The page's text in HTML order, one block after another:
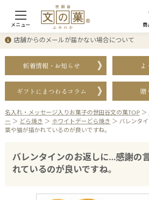
メニュー 商
店舗からのメールが届かない場合について
新着情報・お知らせ よ
ギフトにまつわるコラム 贈
名入れ・メッセージ入りお菓子の世田谷文の菓TOP ＞
ー ＞ どら焼き ＞ ホワイトデーどら焼き ＞ バレンタ
葉や猫が描かれているのが良いですね。
バレンタインのお返しに…感謝の
れているのが良いですね。